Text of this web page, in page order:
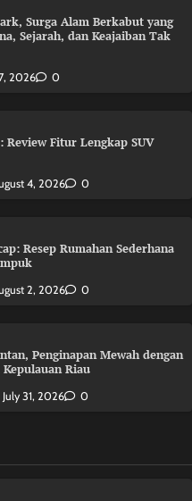
Surga Alam Berkabut yang
Sejarah, dan Keajaiban Tak
2026 0
Review Fitur Lengkap SUV
4, 2026 0
Resep Rumahan Sederhana
2, 2026 0
Penginapan Mewah dengan
Riau
July 31, 2026 0